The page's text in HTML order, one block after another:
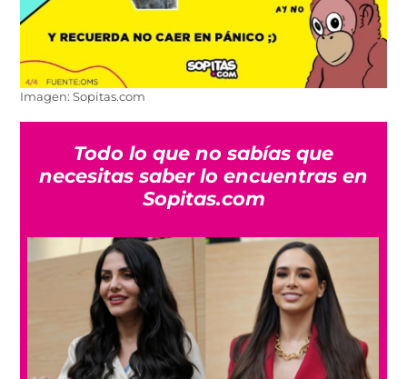
Imagen: Sopitas.com
Todo lo que no sabías que
necesitas saber lo encuentras en
Sopitas.com